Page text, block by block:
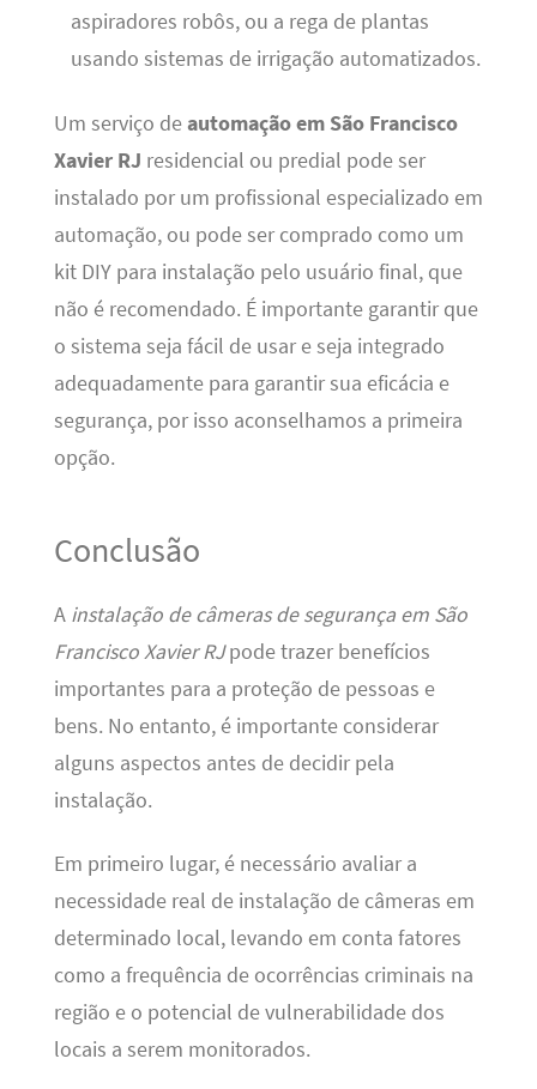
aspiradores robôs, ou a rega de plantas
usando sistemas de irrigação automatizados.
Um serviço deautomação em São Francisco
Xavier RJ residencial ou predial pode ser
instalado por um profissional especializado em
automação, ou pode ser comprado como um
kit DIY para instalação pelo usuário final, que
não é recomendado. É importante garantir que
o sistema seja fácil de usar e seja integrado
adequadamente para garantir sua eficácia e
segurança, por isso aconselhamos a primeira
opção.
Conclusão
A instalação de câmeras de segurança em São
Francisco Xavier RJpode trazer benefícios
importantes para a proteção de pessoas e
bens. No entanto, é importante considerar
alguns aspectos antes de decidir pela
instalação.
Em primeiro lugar, é necessário avaliar a
necessidade real de instalação de câmeras em
determinado local, levando em conta fatores
como a frequência de ocorrências criminais na
região e o potencial de vulnerabilidade dos
locais a serem monitorados.